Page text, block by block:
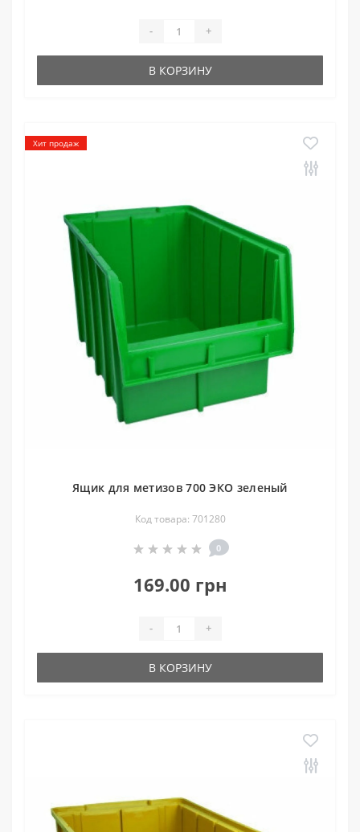
- +
В КОРЗИНУ
Хит продаж
Ящик для метизов 700 ЭКО зеленый
Код товара: 701280
0
169.00 грн
- +
В КОРЗИНУ